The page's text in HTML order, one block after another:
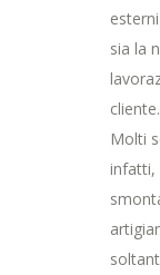
sia la
cliente.
Molti
infatti,